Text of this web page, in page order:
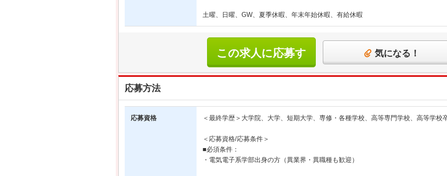
土曜、日曜、GW、夏季休暇、年末年始休暇、有給休暇
この求人に応募す
る
気になる！
応募方法
応募資格 ＜最終学歴＞大学院、大学、短期大学、専修・各種学校、高等専門学校、高等学校
＜応募資格/応募条件＞
■必須条件：
・電気電子系学部出身の方（異業界・異職種も歓迎）